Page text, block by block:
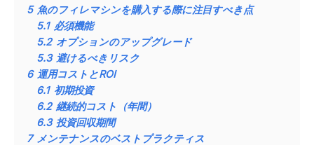
5 魚のフィレマシンを購入する際に注目すべき点
5.1 必須機能
5.2 オプションのアップグレード
5.3 避けるべきリスク
6 運用コストとROI
6.1 初期投資
6.2 継続的コスト（年間）
6.3 投資回収期間
7 メンテナンスのベストプラクティス